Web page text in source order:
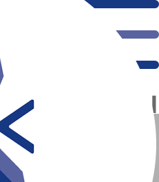
☆☆.｡.:* 卒業 *:.｡.☆☆